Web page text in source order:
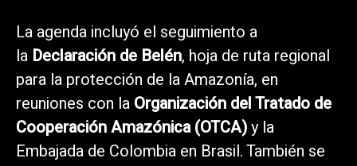
La agenda incluyó el seguimiento a
la Declaración de Belén, hoja de ruta regional
para la protección de la Amazonía, en
reuniones con la Organización del Tratado de
Cooperación Amazónica (OTCA)y la
Embajada de Colombia en Brasil. También se